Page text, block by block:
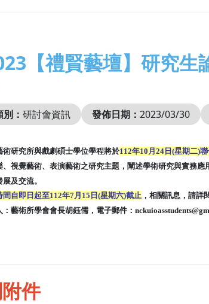
【禮賢藝壇】研究生
： 研討會資訊 發佈日期： 2023/03/30
術研究所與戲劇碩士學位學程將於112年10月24日 (星期二)
、視覺藝術、表演藝術之研究主題，闡述學術研究與實務應
展及交流。
間自即日起至112年7月15日(星期六)截止 ，相關訊息，請詳
：藝術所學會會長胡鈺儒，電子郵件：
件